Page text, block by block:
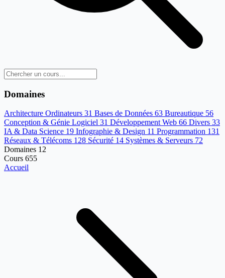
Domaines
Architecture Ordinateurs 31 Bases de Données 63 Bureautique 56
Conception & Génie Logiciel 31 Développement Web 66 Divers 33
IA & Data Science 19 Infographie & Design 11 Programmation 131
Réseaux & Télécoms 128 Sécurité 14 Systèmes & Serveurs 72
Domaines 12
Cours 655
Accueil